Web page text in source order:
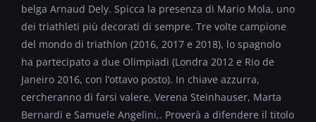
belga Arnaud Dely. Spicca la presenza di Mario Mola, uno
dei triathleti più decorati di sempre. Tre volte campione
del mondo di triathlon (2016, 2017 e 2018), lo spagnolo
ha partecipato a due Olimpiadi (Londra 2012 e Rio de
Janeiro 2016, con l’ottavo posto). In chiave azzurra,
cercheranno di farsi valere, Verena Steinhauser, Marta
Bernardi e Samuele Angelini,. Proverà a difendere il titolo